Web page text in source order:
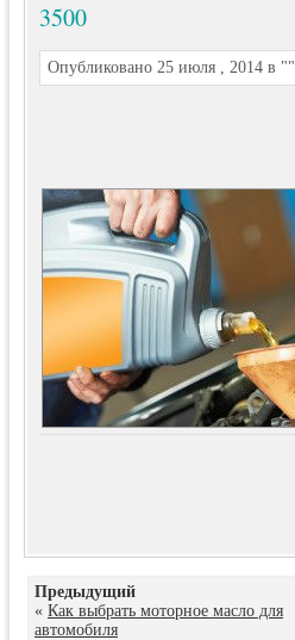
3500
Опубликовано 25 июля , 2014 в ""
Предыдущий
« Как выбрать моторное масло для
автомобиля